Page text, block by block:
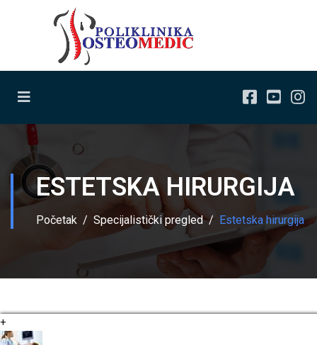
ESTETSKA HIRURGIJA
Početak Specijalistički pregled Estetska hirurgija
+